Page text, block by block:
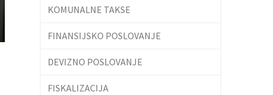
KOMUNALNE TAKSE
FINANSIJSKO POSLOVANJE
DEVIZNO POSLOVANJE
FISKALIZACIJA